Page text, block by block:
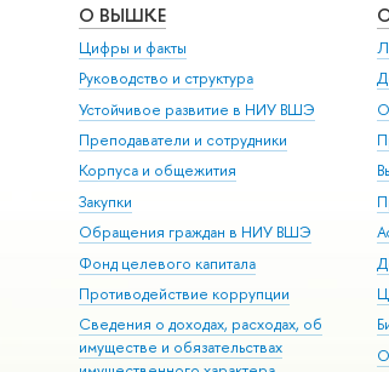
О ВЫШКЕ
Цифры и факты
Руководство и структура
Устойчивое развитие в НИУ ВШЭ
Преподаватели и сотрудники
Корпуса и общежития
Закупки
Обращения граждан в НИУ ВШЭ
Фонд целевого капитала
Противодействие коррупции
Сведения о доходах, расходах, об
имуществе и обязательствах